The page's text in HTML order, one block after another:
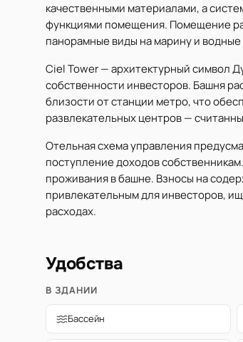
качественными материалами, а
функциями помещения. Помещение
панорамные виды на марину и
Ciel Tower — архитектурный символ
собственности инвесторов. Башня
близости от станции метро, что
развлекательных центров —
Отельная схема управления
поступление доходов
проживания в башне. Взносы на
привлекательным для инвесторов,
расходах.
Удобства
В ЗДАНИИ
Бассейн